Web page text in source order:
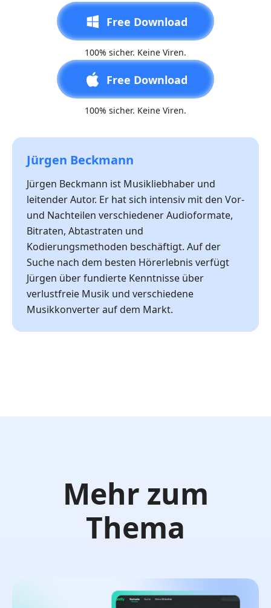
Free Download
100% sicher. Keine Viren.
Free Download
100% sicher. Keine Viren.
Jürgen Beckmann
Jürgen Beckmann ist Musikliebhaber und
leitender Autor. Er hat sich intensiv mit den Vor-
und Nachteilen verschiedener Audioformate,
Bitraten, Abtastraten und
Kodierungsmethoden beschäftigt. Auf der
Suche nach dem besten Hörerlebnis verfügt
Jürgen über fundierte Kenntnisse über
verlustfreie Musik und verschiedene
Musikkonverter auf dem Markt.
Mehr zum
Thema